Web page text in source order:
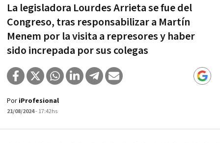
La legisladora Lourdes Arrieta se fue del
Congreso, tras responsabilizar a Martín
Menem por la visita a represores y haber
sido increpada por sus colegas
Por iProfesional
21/08/2024- 17:42hs